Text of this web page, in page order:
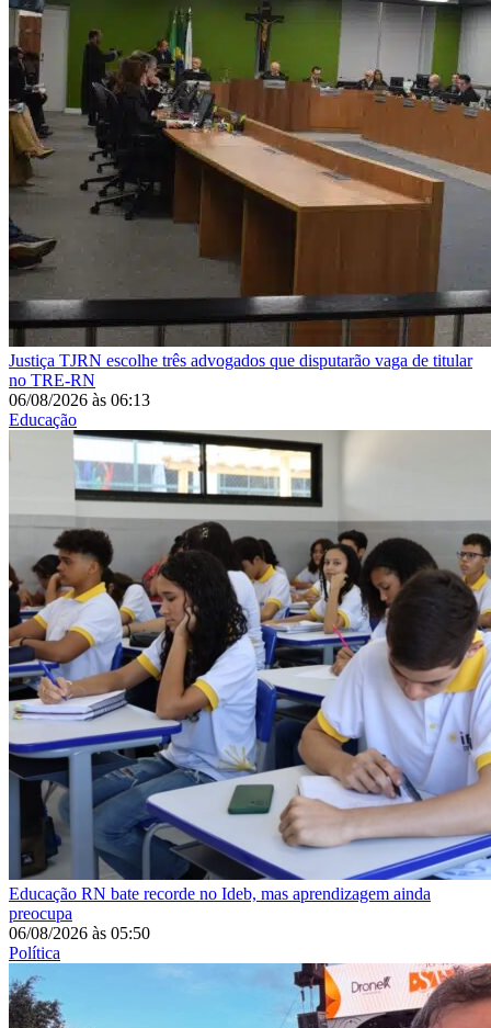
Justiça TJRN escolhe três advogados que disputarão vaga de titular
no TRE-RN
06/08/2026 às 06:13
Educação
Educação RN bate recorde no Ideb, mas aprendizagem ainda
preocupa
06/08/2026 às 05:50
Política